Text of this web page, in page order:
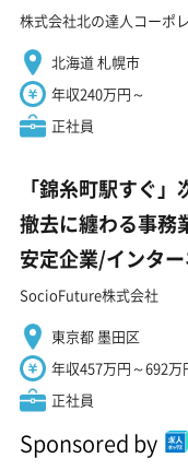
株式会社北の達人コーポ
北海道 札幌市
年収240万円～
正社員
「錦糸町駅すぐ
撤去に纏わる事務
安定企業/インタ
SocioFuture株式会社
東京都 墨田区
年収457万円～692万
正社員
Sponsored by